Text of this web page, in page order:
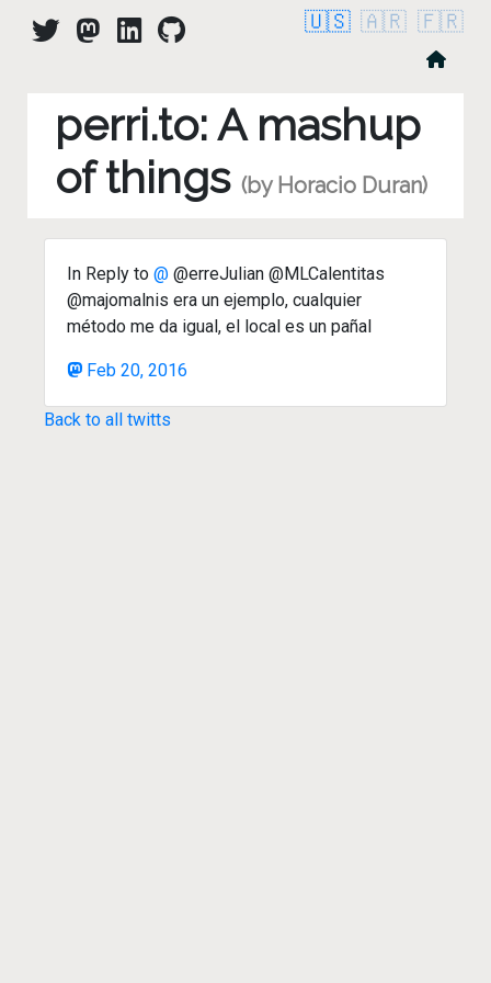
🇺🇸 🇦🇷 🇫🇷
perri.to: A mashup
of things (by Horacio Duran)
In Reply to @ @erreJulian @MLCalentitas
@majomalnis era un ejemplo, cualquier
método me da igual, el local es un pañal
Feb 20, 2016
Back to all twitts